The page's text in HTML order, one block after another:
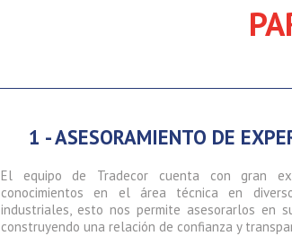
1 - ASESORAMIENTO DE
El equipo de Tradecor cuenta con gran
conocimientos en el área técnica en
industriales, esto nos permite asesorarlos en
construyendo una relación de confianza y